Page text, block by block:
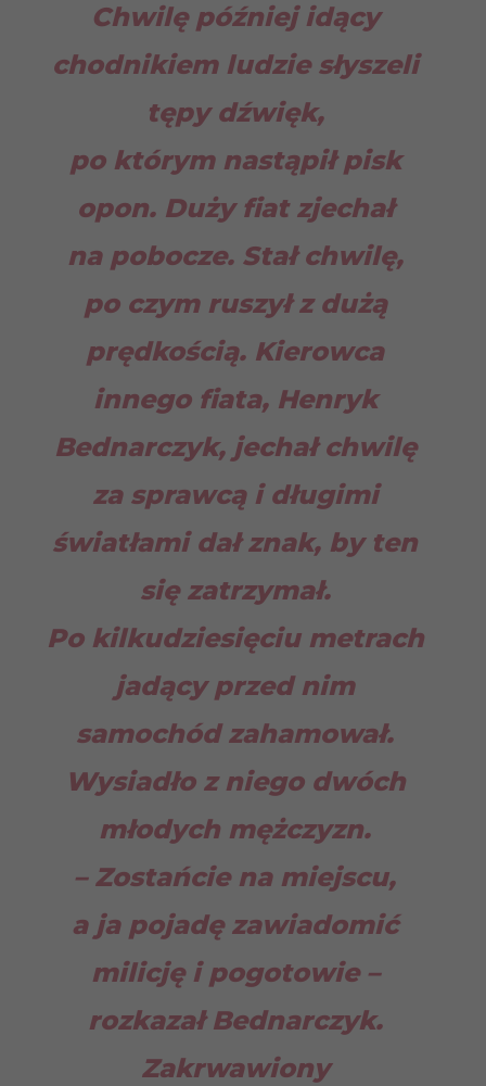
Chwilę później idący
chodnikiem ludzie słyszeli
tępy dźwięk,
po którym nastąpił pisk
opon. Duży fiat zjechał
na pobocze. Stał chwilę,
po czym ruszył z dużą
prędkością. Kierowca
innego fiata, Henryk
Bednarczyk, jechał chwilę
za sprawcą i długimi
światłami dał znak, by ten
się zatrzymał.
Po kilkudziesięciu metrach
jadący przed nim
samochód zahamował.
Wysiadło z niego dwóch
młodych mężczyzn.
– Zostańcie na miejscu,
a ja pojadę zawiadomić
milicję i pogotowie –
rozkazał Bednarczyk.
Zakrwawiony